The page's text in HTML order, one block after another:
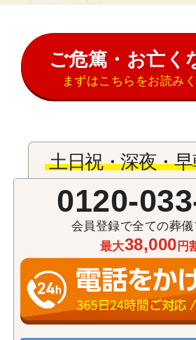
ご危篤・お亡く
まずはこちらをお読み
土日祝・深夜・
0120-
会員登録で全ての葬
最大38,000 円